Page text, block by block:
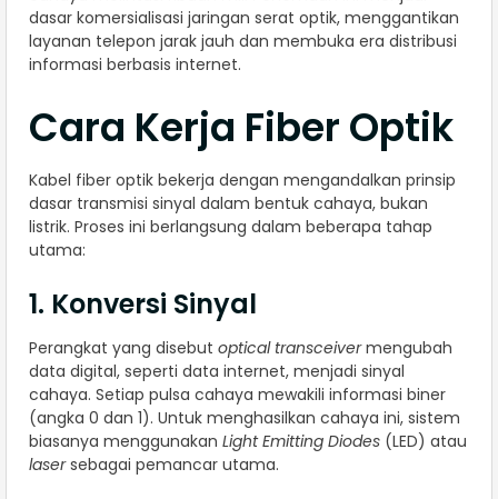
dasar komersialisasi jaringan serat optik, menggantikan
layanan telepon jarak jauh dan membuka era distribusi
informasi berbasis internet.
Cara Kerja Fiber Optik
Kabel fiber optik bekerja dengan mengandalkan prinsip
dasar transmisi sinyal dalam bentuk cahaya, bukan
listrik. Proses ini berlangsung dalam beberapa tahap
utama:
1. Konversi Sinyal
Perangkat yang disebut optical transceivermengubah
data digital, seperti data internet, menjadi sinyal
cahaya. Setiap pulsa cahaya mewakili informasi biner
(angka 0 dan 1). Untuk menghasilkan cahaya ini, sistem
biasanya menggunakan Light Emitting Diodes (LED) atau
lasersebagai pemancar utama.